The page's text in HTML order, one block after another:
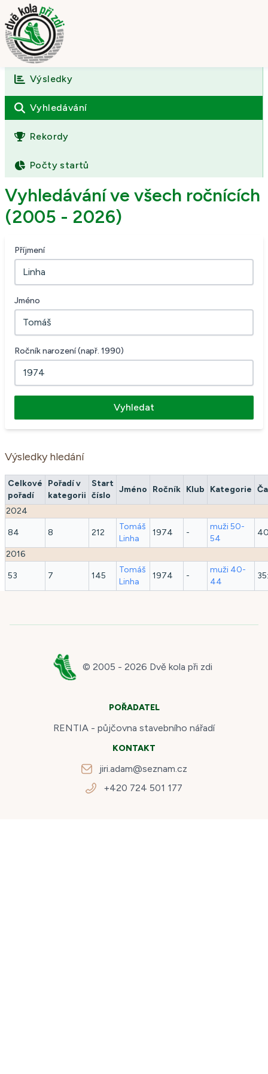
Úvod
O závodě
Výsledky
Fotogalerie
Kontakt
Výsledky
Vyhledávání
Rekordy
Počty startů
Vyhledávání ve všech ročnících
(2005 - 2026)
Příjmení
Jméno
Ročník narození (např. 1990)
Vyhledat
Výsledky hledání
Celkové
pořadí
Pořadí v
kategorii
Start
číslo
Jméno Ročník Klub Kategorie
2024
84 8 212
Tomáš
Linha
1974 -
muži 50-
54
2016
53 7 145
Tomáš
Linha
1974 -
muži 40-
44
© 2005 - 2026 Dvě kola při zdi
POŘADATEL
RENTIA - půjčovna stavebního nářadí
KONTAKT
jiri.adam@seznam.cz
+420 724 501 177